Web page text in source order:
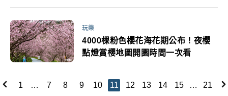
玩樂
4000棵粉色櫻花海花期公布！夜櫻
點燈賞櫻地圖開園時間一次看
1 … 7 8 9 10 11 12 13 14 15 … 21